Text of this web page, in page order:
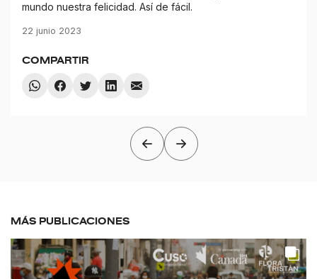
mundo nuestra felicidad. Así de fácil.
22 junio 2023
COMPARTIR
MÁS PUBLICACIONES